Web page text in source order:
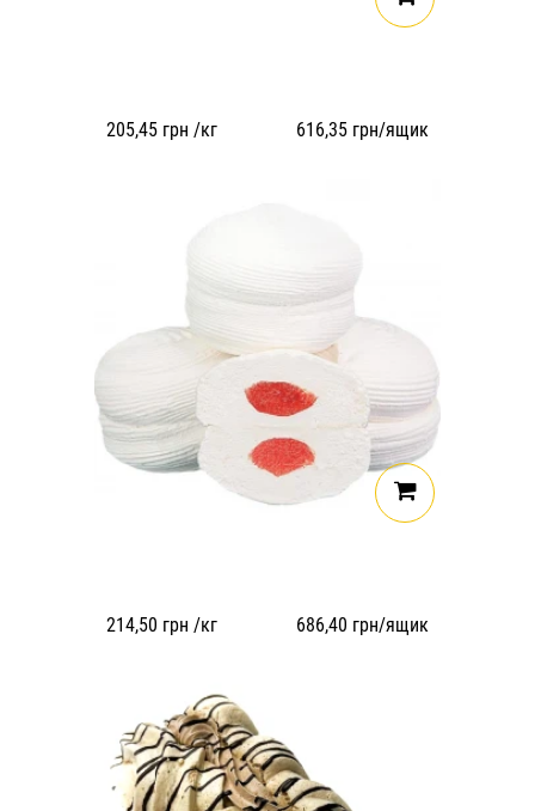
205,45 грн /кг 616,35 грн/ящик
214,50 грн /кг 686,40 грн/ящик